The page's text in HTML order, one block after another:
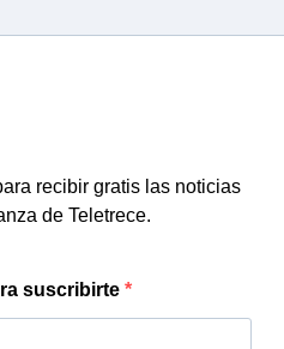
recibir gratis las noticias
de Teletrece.
suscribirte